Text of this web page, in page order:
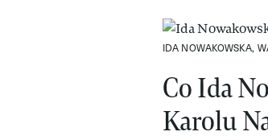
IDA NOWAKOWSKA,
Co Ida
Karolu